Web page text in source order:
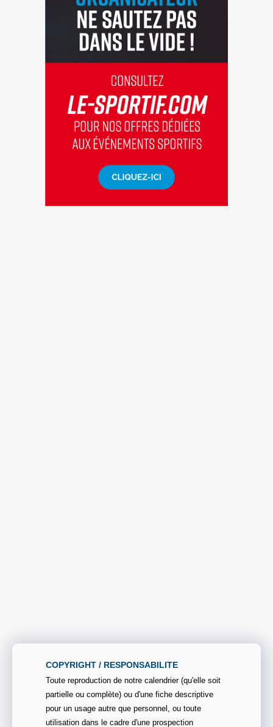
COPYRIGHT / RESPONSABILITE
Toute reproduction de notre calendrier (qu'elle soit
partielle ou complète) ou d'une fiche descriptive
pour un usage autre que personnel, ou toute
utilisation dans le cadre d'une prospection